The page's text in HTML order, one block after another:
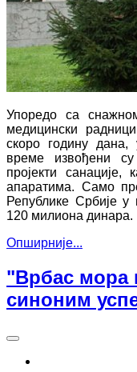
Упоредо са
медицински
скоро годину дана,
време извођени
пројекти
апаратима. Само
Републике Србије
120 милиона динара.
Опширније...
"Врбас мора
синоним